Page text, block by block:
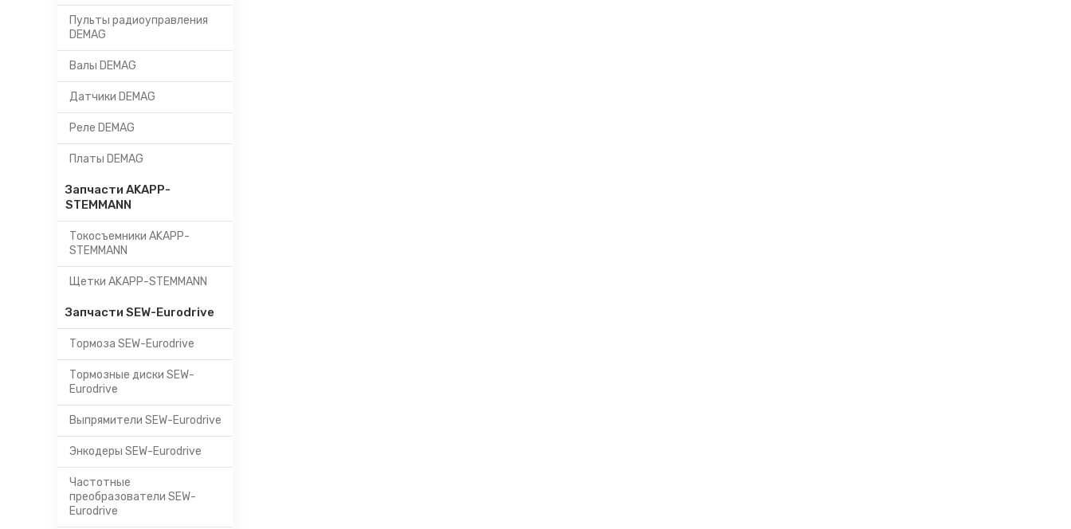
Пульты радиоуправления
DEMAG
Валы DEMAG
Датчики DEMAG
Реле DEMAG
Платы DEMAG
Запчасти AKAPP-
STEMMANN
Токосъемники AKAPP-
STEMMANN
Щетки AKAPP-STEMMANN
Запчасти SEW-Eurodrive
Тормоза SEW-Eurodrive
Тормозные диски SEW-
Eurodrive
Выпрямители SEW-Eurodrive
Энкодеры SEW-Eurodrive
Частотные
преобразователи SEW-
Eurodrive